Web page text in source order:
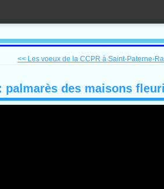
<< Les voeux de la CCPR à Saint-Paterne-
palmarès des maisons